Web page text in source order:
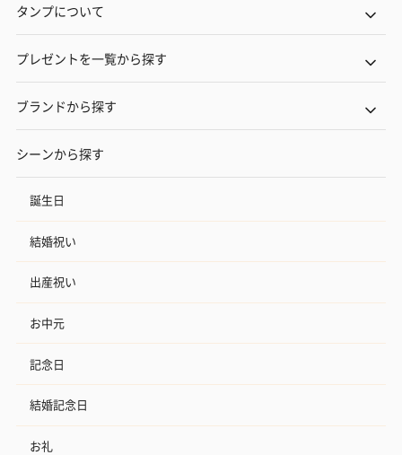
タンプについて
プレゼントを一覧から探す
ブランドから探す
シーンから探す
誕生日
結婚祝い
出産祝い
お中元
記念日
結婚記念日
お礼